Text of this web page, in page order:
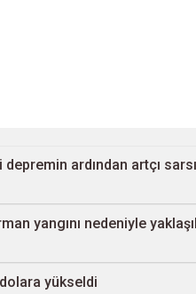
ardından artçı
yangını nedeniyle
yükseldi